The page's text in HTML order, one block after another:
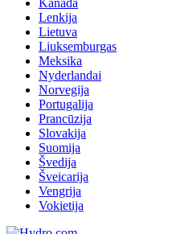
Kanada
Lenkija
Lietuva
Liuksemburgas
Meksika
Nyderlandai
Norvegija
Portugalija
Prancūzija
Slovakija
Suomija
Švedija
Šveicarija
Vengrija
Vokietija